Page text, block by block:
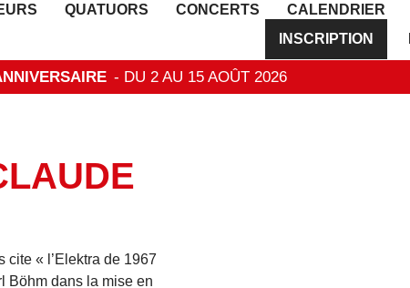
QUATUORS CONCERTS CALENDRIER
INSCRIPTION
- DU 2 AU 15 AOÛT 2026
« l’Elektra de 1967
Böhm dans la mise en